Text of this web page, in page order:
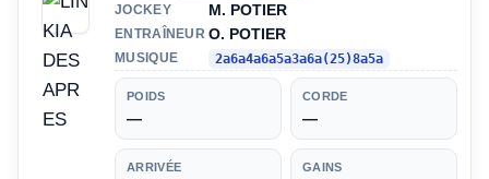
JOCKEY
M. POTIER
ENTRAÎNEUR O. POTIER
MUSIQUE 2a6a4a6a5a3a6a(25)8a5a
POIDS
—
CORDE
—
ARRIVÉE GAINS